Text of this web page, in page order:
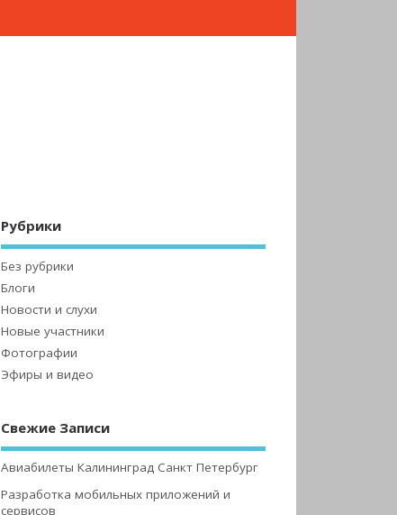
Рубрики
Без рубрики
Блоги
Новости и слухи
Новые участники
Фотографии
Эфиры и видео
Свежие Записи
Авиабилеты Калининград Санкт Петербург
Разработка мобильных приложений и
сервисов